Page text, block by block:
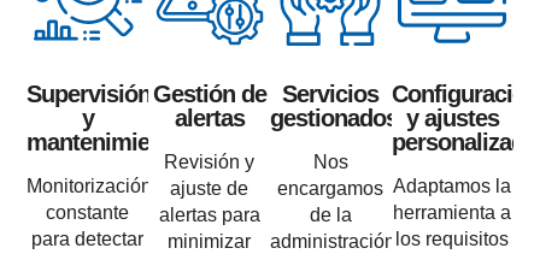
Supervisión
y
mantenimiento
Monitorización
constante
para detectar
Gestión de
alertas
Revisión y
ajuste de
alertas para
minimizar
Servicios
gestionados
Nos
encargamos
de la
administración
Configuración
y ajustes
Adaptamos la
herramienta a
los requisitos